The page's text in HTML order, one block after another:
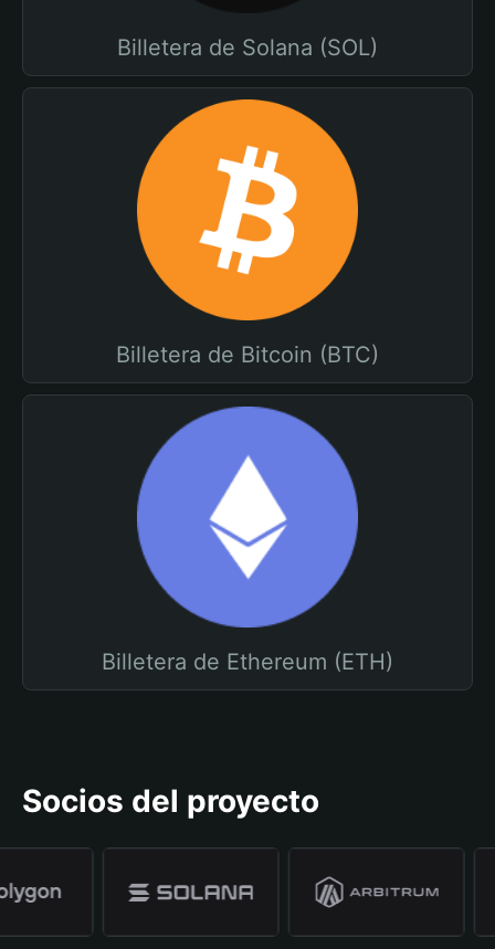
Billetera de Solana (SOL)
Billetera de Bitcoin (BTC)
Billetera de Ethereum (ETH)
Socios del proyecto